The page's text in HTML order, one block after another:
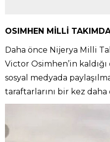
OSIMHEN MİLLİ
Daha önce Nijerya Milli
Victor Osimhen’in
sosyal medyada
taraftarlarını bir kez